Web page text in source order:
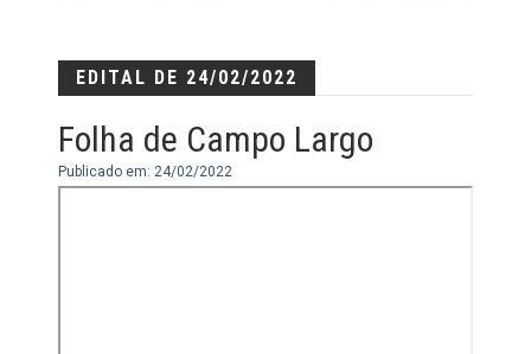
EDITAL DE 24/02/2022
Folha de Campo Largo
Publicado em: 24/02/2022